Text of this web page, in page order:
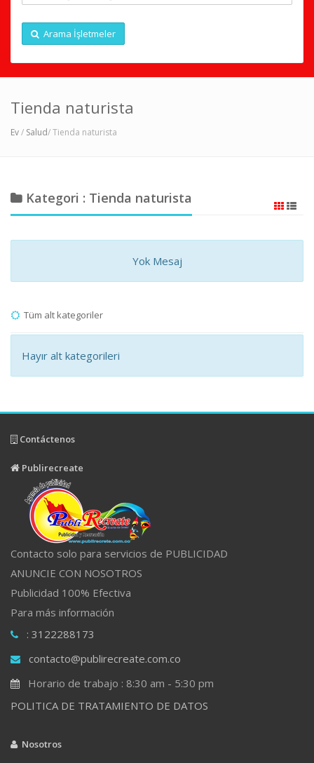
Arama İşletmeler
Tienda naturista
Ev/ Salud/ Tienda naturista
Kategori : Tienda naturista
Yok Mesaj
Tüm alt kategoriler
Hayır alt kategorileri
Contáctenos
Publirecreate
Contacto solo para servicios de PUBLICIDAD
ANUNCIE CON NOSOTROS
Publicidad 100% Efectiva
Para más información
: 3122288173
contacto@publirecreate.com.co
Horario de trabajo : 8:30 am - 5:30 pm
POLITICA DE TRATAMIENTO DE DATOS
Nosotros